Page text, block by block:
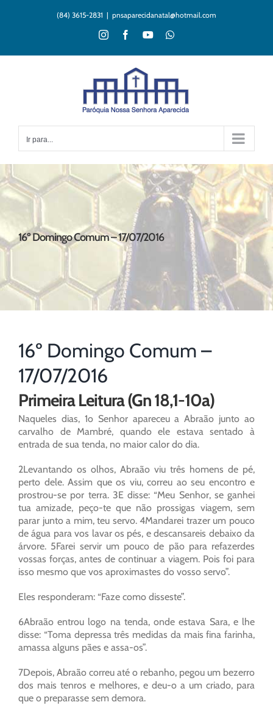
(84) 3615-2831 | pnsaparecidanatal@hotmail.com
InstagramFacebookYouTubeWhatsApp
Ir para...
16º Domingo Comum – 17/07/2016
16º Domingo Comum –
17/07/2016
Primeira Leitura (Gn 18,1-10a)
Naqueles dias, 1o Senhor apareceu a Abraão junto ao
carvalho de Mambré, quando ele estava sentado à
entrada de sua tenda, no maior calor do dia.
2Levantando os olhos, Abraão viu três homens de pé,
perto dele. Assim que os viu, correu ao seu encontro e
prostrou-se por terra. 3E disse: “Meu Senhor, se ganhei
tua amizade, peço-te que não prossigas viagem, sem
parar junto a mim, teu servo. 4Mandarei trazer um pouco
de água para vos lavar os pés, e descansareis debaixo da
árvore. 5Farei servir um pouco de pão para refazerdes
vossas forças, antes de continuar a viagem. Pois foi para
isso mesmo que vos aproximastes do vosso servo”.
Eles responderam: “Faze como disseste”.
6Abraão entrou logo na tenda, onde estava Sara, e lhe
disse: “Toma depressa três medidas da mais fina farinha,
amassa alguns pães e assa-os”.
7Depois, Abraão correu até o rebanho, pegou um bezerro
dos mais tenros e melhores, e deu-o a um criado, para
que o preparasse sem demora.